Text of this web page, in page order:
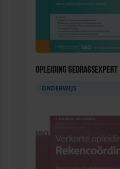
Opleiding Gedragsexpert
ONDERWIJS